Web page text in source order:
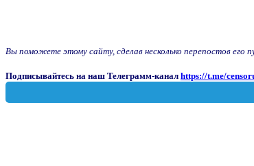
Вы поможете этому сайту, сделав несколько перепостов его
Подписывайтесь на наш Телеграмм-канал https://t.me/